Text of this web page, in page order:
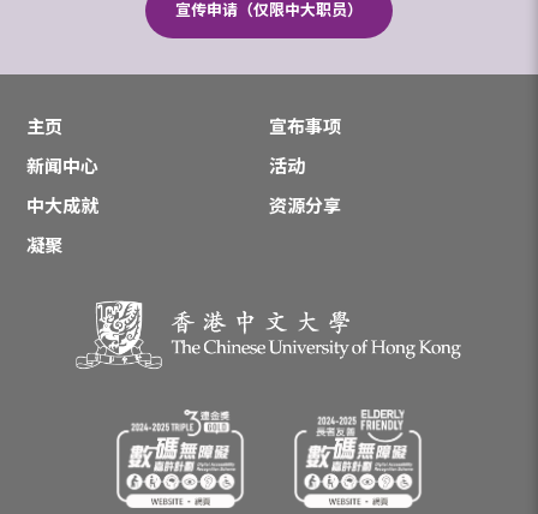
宣传申请（仅限中大职员）
主页
宣布事项
新闻中心
活动
中大成就
资源分享
凝聚